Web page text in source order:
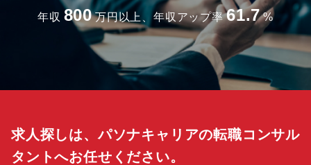
年収 800 万円以上、年収アップ率 61.7 %
求人探しは、パソナキャリアの転職コンサル
タントへお任せください。